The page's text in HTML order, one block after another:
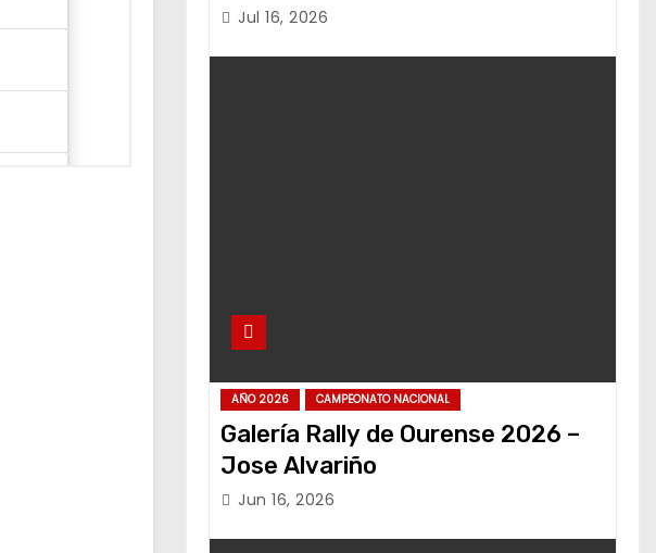
Jul 16, 2026
AÑO 2026 CAMPEONATO NACIONAL
Galería Rally de Ourense 2026 –
Jose Alvariño
Jun 16, 2026